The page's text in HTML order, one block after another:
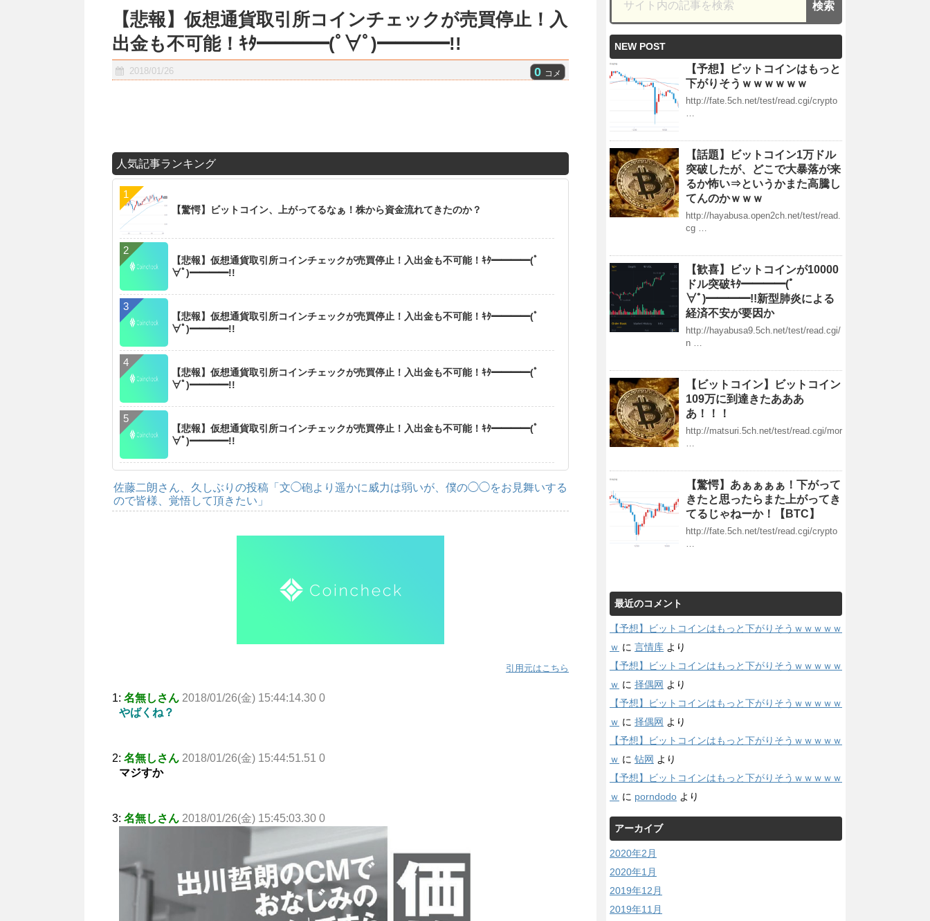
【悲報】仮想通貨取引所コインチェックが売買停止！入
出金も不可能！ｷﾀ━━━━(ﾟ∀ﾟ)━━━━!!
2018/01/26 0 コメ
人気記事ランキング
【驚愕】ビットコイン、上がってるなぁ！株から資金流れてきたのか？
【悲報】仮想通貨取引所コインチェックが売買停止！入出金も不可能！ｷﾀ━━━━(ﾟ
∀ﾟ)━━━━!!
【悲報】仮想通貨取引所コインチェックが売買停止！入出金も不可能！ｷﾀ━━━━(ﾟ
∀ﾟ)━━━━!!
【悲報】仮想通貨取引所コインチェックが売買停止！入出金も不可能！ｷﾀ━━━━(ﾟ
∀ﾟ)━━━━!!
【悲報】仮想通貨取引所コインチェックが売買停止！入出金も不可能！ｷﾀ━━━━(ﾟ
∀ﾟ)━━━━!!
佐藤二朗さん、久しぶりの投稿「文◯砲より遥かに威力は弱いが、僕の◯◯をお見舞いする
ので皆様、覚悟して頂きたい」
引用元はこちら
1: 名無しさん 2018/01/26(金) 15:44:14.30 0
やばくね？
2: 名無しさん 2018/01/26(金) 15:44:51.51 0
マジすか
3: 名無しさん 2018/01/26(金) 15:45:03.30 0
NEW POST
【予想】ビットコインはもっと
下がりそうｗｗｗｗｗｗ
http://fate.5ch.net/test/read.cgi/crypto
…
【話題】ビットコイン1万ドル
突破したが、どこで大暴落が来
るか怖い⇒というかまた高騰し
てんのかｗｗｗ
http://hayabusa.open2ch.net/test/read.
cg …
【歓喜】ビットコインが10000
ドル突破ｷﾀ━━━━(ﾟ
∀ﾟ)━━━━!!新型肺炎による
経済不安が要因か
http://hayabusa9.5ch.net/test/read.cgi/
n …
【ビットコイン】ビットコイン
109万に到達きたあああ
あ！！！
http://matsuri.5ch.net/test/read.cgi/mor
…
【驚愕】あぁぁぁぁ！下がって
きたと思ったらまた上がってき
てるじゃねーか！【BTC】
http://fate.5ch.net/test/read.cgi/crypto
…
最近のコメント
【予想】ビットコインはもっと下がりそうｗｗｗｗｗ
ｗ に 言情库 より
【予想】ビットコインはもっと下がりそうｗｗｗｗｗ
ｗ に 择偶网 より
【予想】ビットコインはもっと下がりそうｗｗｗｗｗ
ｗ に 择偶网 より
【予想】ビットコインはもっと下がりそうｗｗｗｗｗ
ｗ に 钻网 より
【予想】ビットコインはもっと下がりそうｗｗｗｗｗ
ｗ に porndodo より
アーカイブ
2020年2月
2020年1月
2019年12月
2019年11月